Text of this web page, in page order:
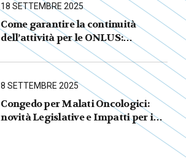
18 SETTEMBRE 2025
Come garantire la continuità
dell’attività per le ONLUS :
iscrizione al RUNTS entro il
31 marzo 2026
8 SETTEMBRE 2025
Congedo per Malati Oncologici:
novità Legislative e Impatti per i